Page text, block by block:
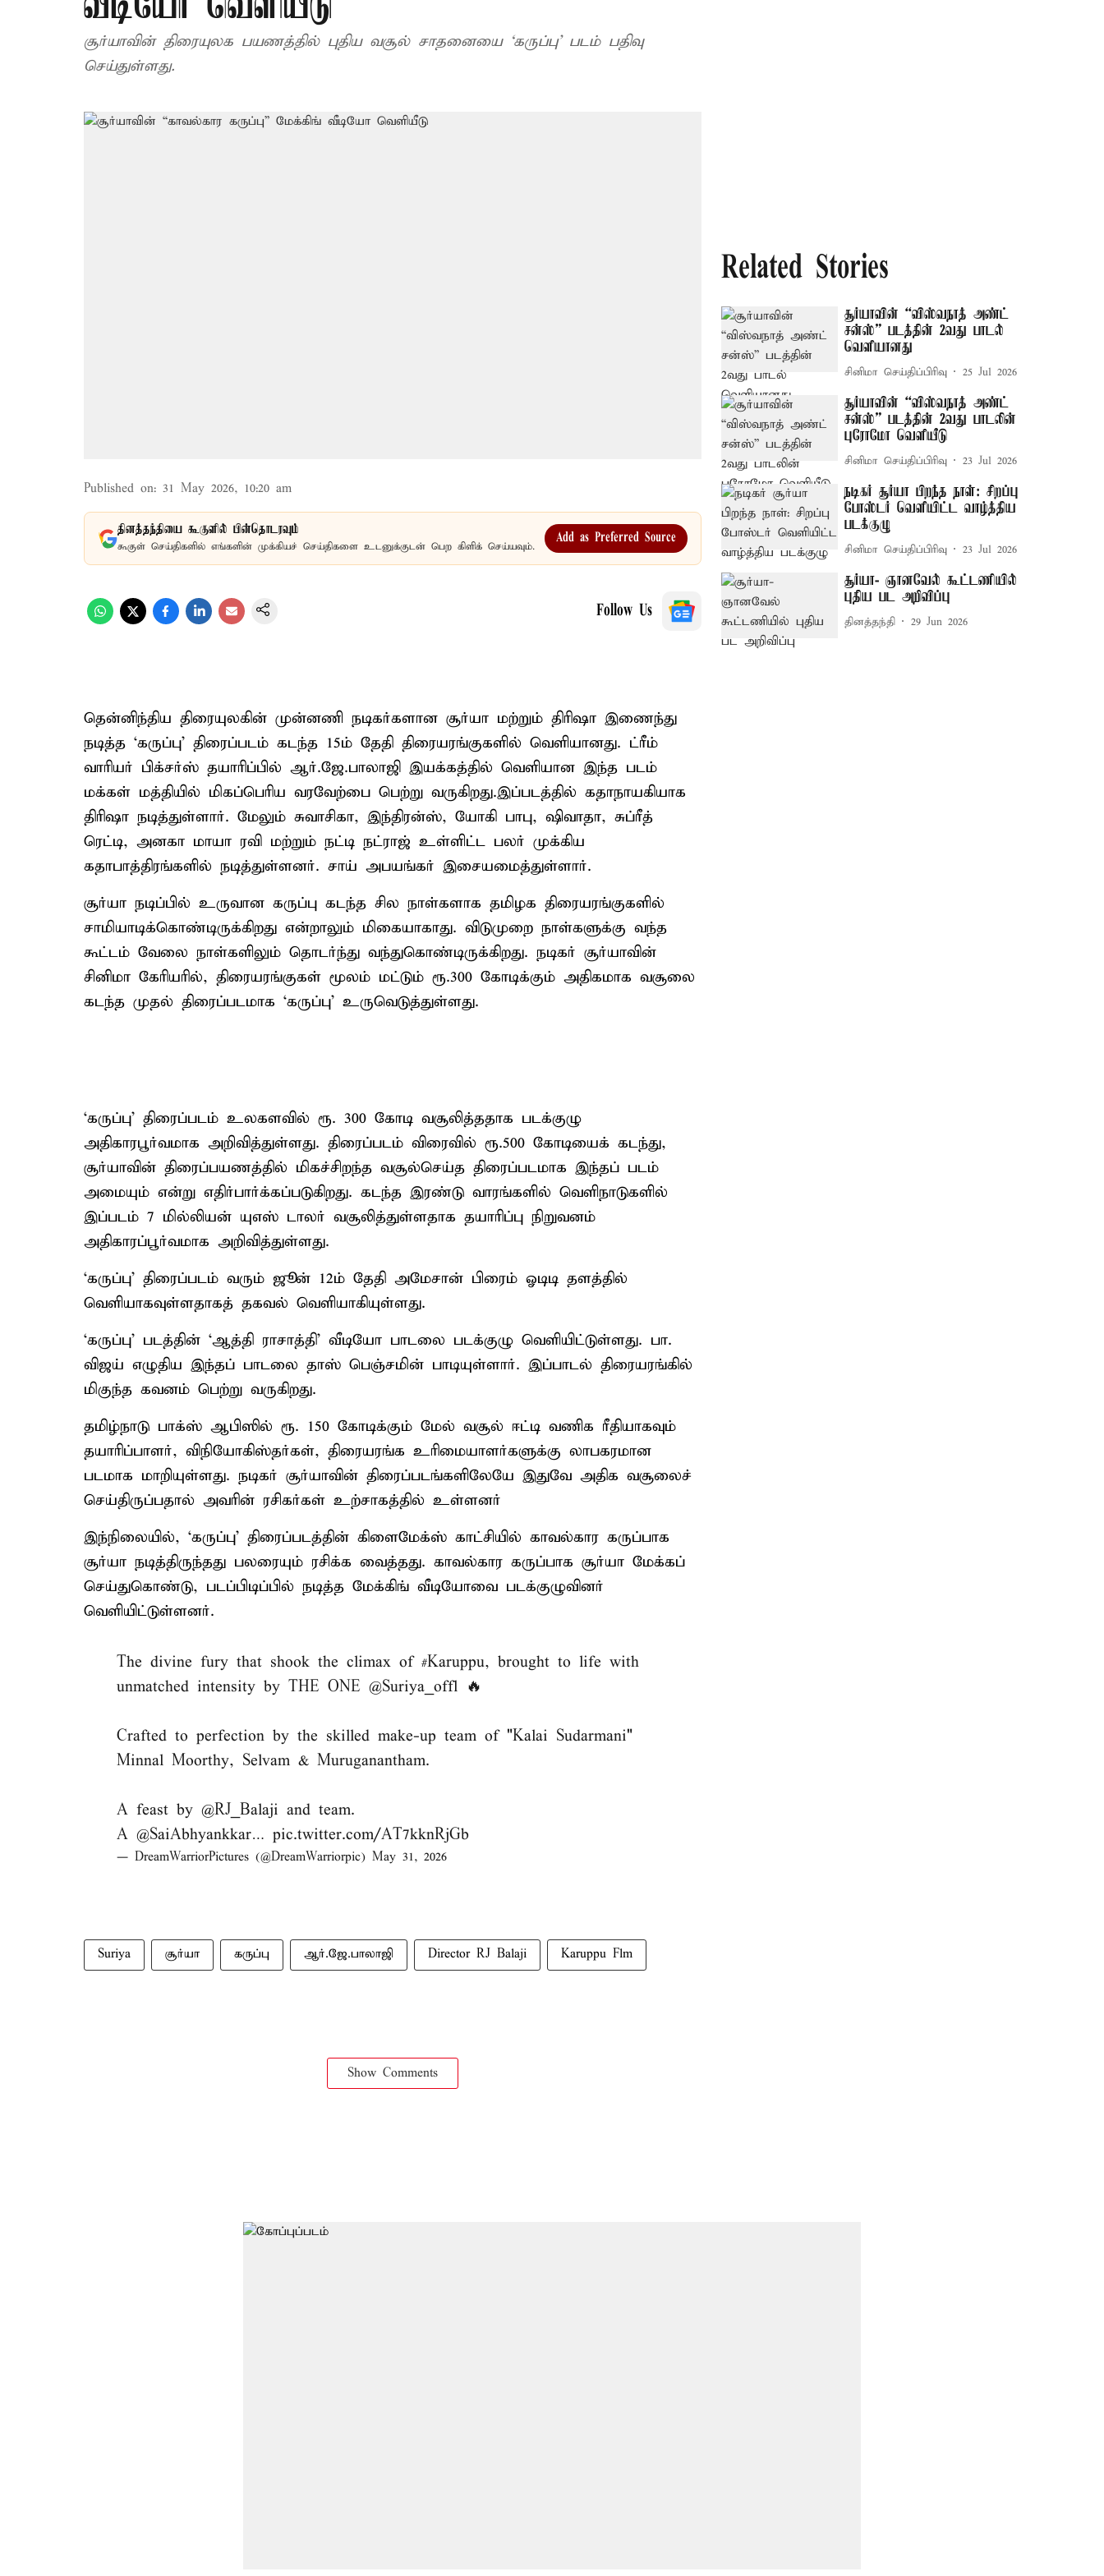
சூர்யாவின் திரையுலக பயணத்தில் புதிய வசூல் சாதனையை ‘கருப்பு’ படம் பதிவு
செய்துள்ளது.
Published on: 31 May 2026, 10:20 am
தினத்தந்தியை கூகுளில் பின்தொடரவும்
கூகுள் செய்திகளில் எங்களின் முக்கியச் செய்திகளை உடனுக்குடன் பெற கிளிக் செய்யவும்.
Add as Preferred Source
Follow Us
தென்னிந்திய திரையுலகின் முன்னணி நடிகர்களான சூர்யா மற்றும் திரிஷா இணைந்து
நடித்த ‘கருப்பு’ திரைப்படம் கடந்த 15ம் தேதி திரையரங்குகளில் வெளியானது. ட்ரீம்
வாரியர் பிக்சர்ஸ் தயாரிப்பில் ஆர்.ஜே.பாலாஜி இயக்கத்தில் வெளியான இந்த படம்
மக்கள் மத்தியில் மிகப்பெரிய வரவேற்பை பெற்று வருகிறது.இப்படத்தில் கதாநாயகியாக
திரிஷா நடித்துள்ளார். மேலும் சுவாசிகா, இந்திரன்ஸ், யோகி பாபு, ஷிவாதா, சுப்ரீத்
ரெட்டி, அனகா மாயா ரவி மற்றும் நட்டி நட்ராஜ் உள்ளிட்ட பலர் முக்கிய
கதாபாத்திரங்களில் நடித்துள்ளனர். சாய் அபயங்கர் இசையமைத்துள்ளார்.
சூர்யா நடிப்பில் உருவான கருப்பு கடந்த சில நாள்களாக தமிழக திரையரங்குகளில்
சாமியாடிக்கொண்டிருக்கிறது என்றாலும் மிகையாகாது. விடுமுறை நாள்களுக்கு வந்த
கூட்டம் வேலை நாள்களிலும் தொடர்ந்து வந்துகொண்டிருக்கிறது. நடிகர் சூர்யாவின்
சினிமா கேரியரில், திரையரங்குகள் மூலம் மட்டும் ரூ.300 கோடிக்கும் அதிகமாக வசூலை
கடந்த முதல் திரைப்படமாக ‘கருப்பு’ உருவெடுத்துள்ளது.
‘கருப்பு’ திரைப்படம் உலகளவில் ரூ. 300 கோடி வசூலித்ததாக படக்குழு
அதிகாரபூர்வமாக அறிவித்துள்ளது. திரைப்படம் விரைவில் ரூ.500 கோடியைக் கடந்து,
சூர்யாவின் திரைப்பயணத்தில் மிகச்சிறந்த வசூல்செய்த திரைப்படமாக இந்தப் படம்
அமையும் என்று எதிர்பார்க்கப்படுகிறது. கடந்த இரண்டு வாரங்களில் வெளிநாடுகளில்
இப்படம் 7 மில்லியன் யுஎஸ் டாலர் வசூலித்துள்ளதாக தயாரிப்பு நிறுவனம்
அதிகாரப்பூர்வமாக அறிவித்துள்ளது.
‘கருப்பு’ திரைப்படம் வரும் ஜூன் 12ம் தேதி அமேசான் பிரைம் ஓடிடி தளத்தில்
வெளியாகவுள்ளதாகத் தகவல் வெளியாகியுள்ளது.
‘கருப்பு’ படத்தின் ‘ஆத்தி ராசாத்தி’ வீடியோ பாடலை படக்குழு வெளியிட்டுள்ளது. பா.
விஜய் எழுதிய இந்தப் பாடலை தாஸ் பெஞ்சமின் பாடியுள்ளார். இப்பாடல் திரையரங்கில்
மிகுந்த கவனம் பெற்று வருகிறது.
தமிழ்நாடு பாக்ஸ் ஆபிஸில் ரூ. 150 கோடிக்கும் மேல் வசூல் ஈட்டி வணிக ரீதியாகவும்
தயாரிப்பாளர், விநியோகிஸ்தர்கள், திரையரங்க உரிமையாளர்களுக்கு லாபகரமான
படமாக மாறியுள்ளது. நடிகர் சூர்யாவின் திரைப்படங்களிலேயே இதுவே அதிக வசூலைச்
செய்திருப்பதால் அவரின் ரசிகர்கள் உற்சாகத்தில் உள்ளனர்
இந்நிலையில், ‘கருப்பு’ திரைப்படத்தின் கிளைமேக்ஸ் காட்சியில் காவல்கார கருப்பாக
சூர்யா நடித்திருந்தது பலரையும் ரசிக்க வைத்தது. காவல்கார கருப்பாக சூர்யா மேக்கப்
செய்துகொண்டு, படப்பிடிப்பில் நடித்த மேக்கிங் வீடியோவை படக்குழுவினர்
வெளியிட்டுள்ளனர்.
The divine fury that shook the climax of #Karuppu, brought to life with
unmatched intensity by THE ONE @Suriya_offl 🔥
Crafted to perfection by the skilled make-up team of "Kalai Sudarmani"
Minnal Moorthy, Selvam & Muruganantham.
A feast by @RJ_Balaji and team.
A @SaiAbhyankkar… pic.twitter.com/AT7kknRjGb
— DreamWarriorPictures (@DreamWarriorpic) May 31, 2026
Suriya சூர்யா கருப்பு ஆர்.ஜே.பாலாஜி Director RJ Balaji Karuppu Flm
Show Comments
Related Stories
சூர்யாவின் “விஸ்வநாத் அண்ட்
சன்ஸ்” படத்தின் 2வது பாடல்
வெளியானது
சினிமா செய்திப்பிரிவு 25 Jul 2026
சூர்யாவின் “விஸ்வநாத் அண்ட்
சன்ஸ்” படத்தின் 2வது பாடலின்
புரோமோ வெளியீடு
சினிமா செய்திப்பிரிவு 23 Jul 2026
நடிகர் சூர்யா பிறந்த நாள்: சிறப்பு
போஸ்டர் வெளியிட்ட வாழ்த்திய
படக்குழு
சினிமா செய்திப்பிரிவு 23 Jul 2026
சூர்யா- ஞானவேல் கூட்டணியில்
புதிய பட அறிவிப்பு
தினத்தந்தி 29 Jun 2026